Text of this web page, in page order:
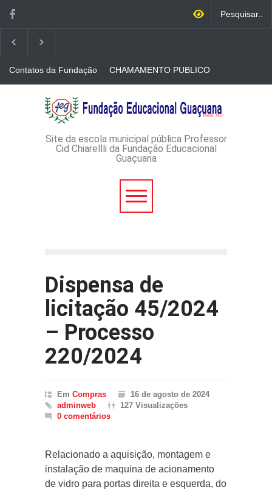
Contatos da Fundação
CHAMAMENTO PÚBLICO
CREDENCIAMENTO DE
IMPRESSOS
AVISO DE DISPENSA DE
LICITAÇÃO - DISPENSA DE
LICITAÇÃO Nº 53/2026-
ADMINISTRATIVO Nº
Site da escola municipal pública Professor
Cid Chiarellli da Fundação Educacional
Guaçuana
Dispensa de
licitação 45/2024
– Processo
220/2024
Em Compras
16 de agosto de 2024
adminweb
127 Visualizações
0 comentários
Relacionado a aquisição, montagem e
instalação de maquina de acionamento
de vidro para portas direita e esquerda, do